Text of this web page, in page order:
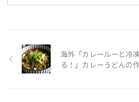
って食べるのだろうと疑問に思い
色は、赤、ピンク、黄色、緑、水
色、青とまるで虹色のような鮮や
かさに見ているだけで元気が出ま
すね。 そんな「カラフルジュエ
海外「カレールーと冷
る！」カレーうどんの